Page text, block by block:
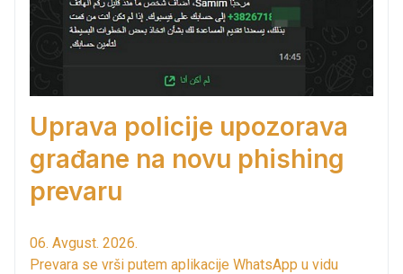
Uprava policije upozorava
građane na novu phishing
prevaru
06. Avgust. 2026.
Prevara se vrši putem aplikacije WhatsApp u vidu